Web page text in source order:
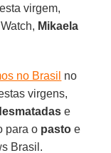
virgem,
Mikaela
no Brasil no
virgens,
e
para o pasto e
Brasil.